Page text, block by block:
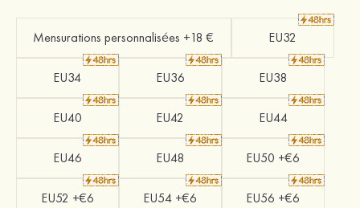
Mensurations personnalisées +18 € EU32
EU34 EU36 EU38
EU40 EU42 EU44
EU46 EU48 EU50 +€6
EU52 +€6 EU54 +€6 EU56 +€6